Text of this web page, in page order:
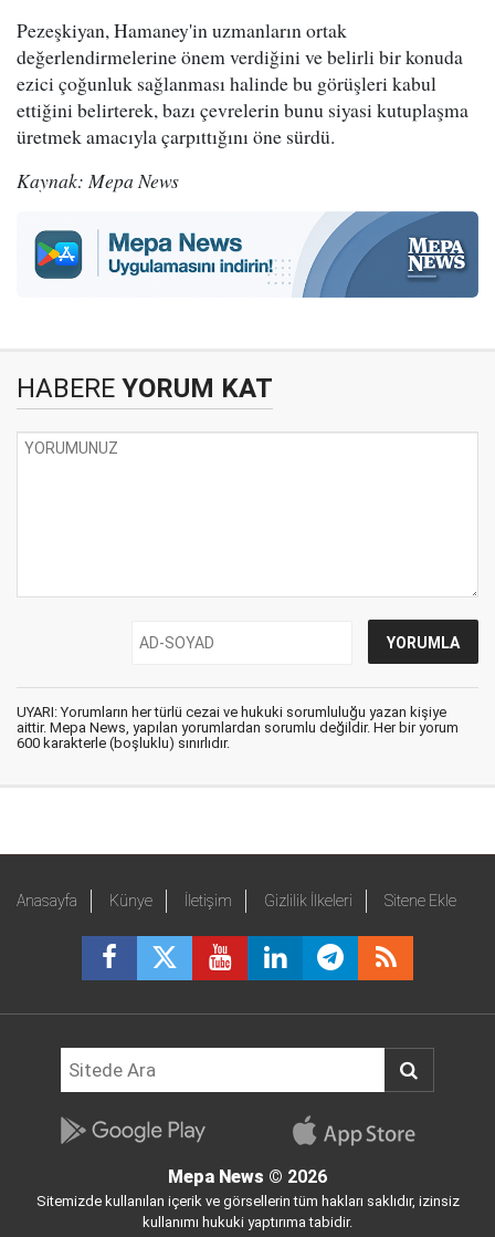
Pezeşkiyan, Hamaney'in uzmanların ortak
değerlendirmelerine önem verdiğini ve belirli bir konuda
ezici çoğunluk sağlanması halinde bu görüşleri kabul
ettiğini belirterek, bazı çevrelerin bunu siyasi kutuplaşma
üretmek amacıyla çarpıttığını öne sürdü.
Kaynak: Mepa News
HABERE YORUM KAT
UYARI: Yorumların her türlü cezai ve hukuki sorumluluğu yazan kişiye
aittir. Mepa News, yapılan yorumlardan sorumlu değildir. Her bir yorum
600 karakterle (boşluklu) sınırlıdır.
Anasayfa Künye İletişim Gizlilik İlkeleri Sitene Ekle
Mepa News © 2026
Sitemizde kullanılan içerik ve görsellerin tüm hakları saklıdır, izinsiz
kullanımı hukuki yaptırıma tabidir.